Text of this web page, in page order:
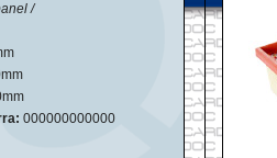
/
000000000000